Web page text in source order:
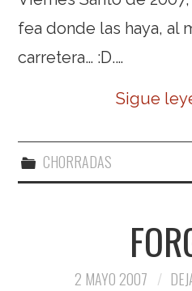
fea donde las haya, al
carretera… :D.…
Sigue
CHORRADAS
2 MAYO 2007